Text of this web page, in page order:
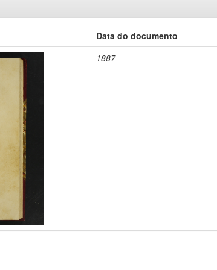
Data do documento
1887